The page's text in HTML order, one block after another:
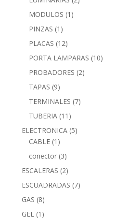
MODULOS (1)
PINZAS (1)
PLACAS (12)
PORTA LAMPARAS (10)
PROBADORES (2)
TAPAS (9)
TERMINALES (7)
TUBERIA (11)
ELECTRONICA (5)
CABLE (1)
conector (3)
ESCALERAS (2)
ESCUADRADAS (7)
GAS (8)
GEL (1)